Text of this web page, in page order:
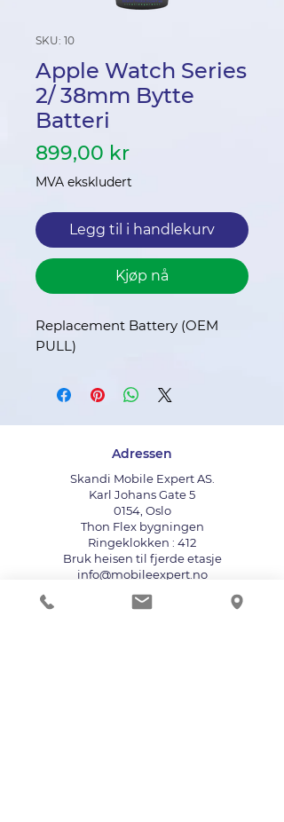
SKU: 10
Apple Watch Series
2/ 38mm Bytte
Batteri
899,00 krPris
MVA ekskludert
Legg til i handlekurv
Kjøp nå
Replacement Battery (OEM
PULL)
Adressen
Skandi Mobile Expert AS.
Karl Johans Gate 5
0154, Oslo
Thon Flex bygningen
Ringeklokken : 412
Bruk heisen til fjerde etasje
info@mobileexpert.no